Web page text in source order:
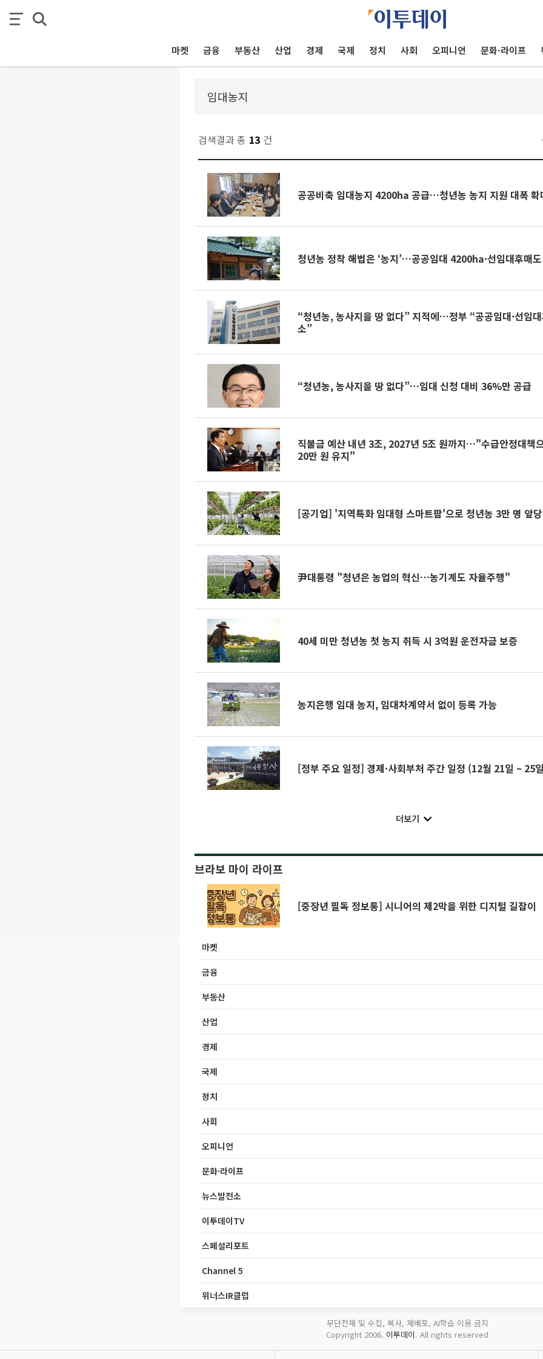
마켓 금융 부동산 산업 경제 국제 정치 사회 오피니언 문화·라이프
검색결과 총 13 건
공공비축 임대농지 4200ha 공급…청년농 농지 지원 대폭 확
청년농 정착 해법은 ‘농지’…공공임대 4200ha·선임대후매
“청년농, 농사지을 땅 없다” 지적에…정부 “공공임대·선임
소”
“청년농, 농사지을 땅 없다”…임대 신청 대비 36%만 공급
직불금 예산 내년 3조, 2027년 5조 원까지…"수급안정대책
20만 원 유지"
[공기업] '지역특화 임대형 스마트팜'으로 청년농 3만 명 앞
尹대통령 "청년은 농업의 혁신…농기계도 자율주행"
40세 미만 청년농 첫 농지 취득 시 3억원 운전자금 보증
농지은행 임대 농지, 임대차계약서 없이 등록 가능
[정부 주요 일정] 경제·사회부처 주간 일정 (12월 21일 ~ 25
더보기
브라보 마이 라이프
[중장년 필독 정보통] 시니어의 제2막을 위한 디지털 길잡이
마켓
금융
부동산
산업
경제
국제
정치
사회
오피니언
문화·라이프
뉴스발전소
이투데이TV
스페셜리포트
Channel 5
위너스IR클럽
무단전재 및 수집, 복사, 재배포, AI학습 이용 금지
Copyright 2006. 이투데이. All rights reserved